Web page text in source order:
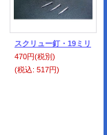
スクリュー釘・19ミリ
470円(税別)
(税込: 517円)